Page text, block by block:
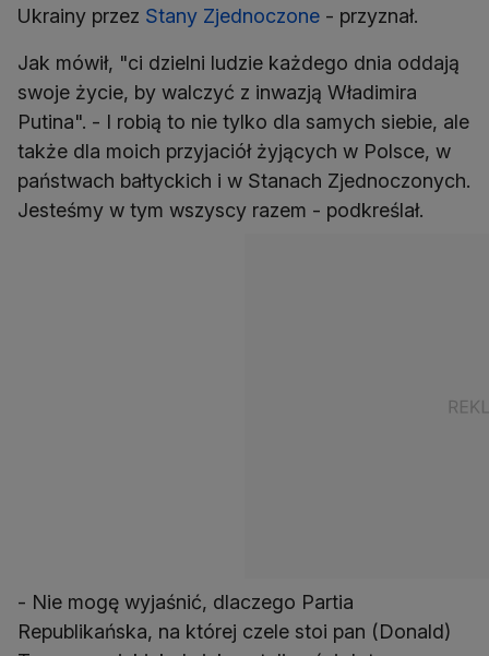
Ukrainy przez Stany Zjednoczone - przyznał.
Jak mówił, "ci dzielni ludzie każdego dnia oddają
swoje życie, by walczyć z inwazją Władimira
Putina". - I robią to nie tylko dla samych siebie, ale
także dla moich przyjaciół żyjących w Polsce, w
państwach bałtyckich i w Stanach Zjednoczonych.
Jesteśmy w tym wszyscy razem - podkreślał.
- Nie mogę wyjaśnić, dlaczego Partia
Republikańska, na której czele stoi pan (Donald)